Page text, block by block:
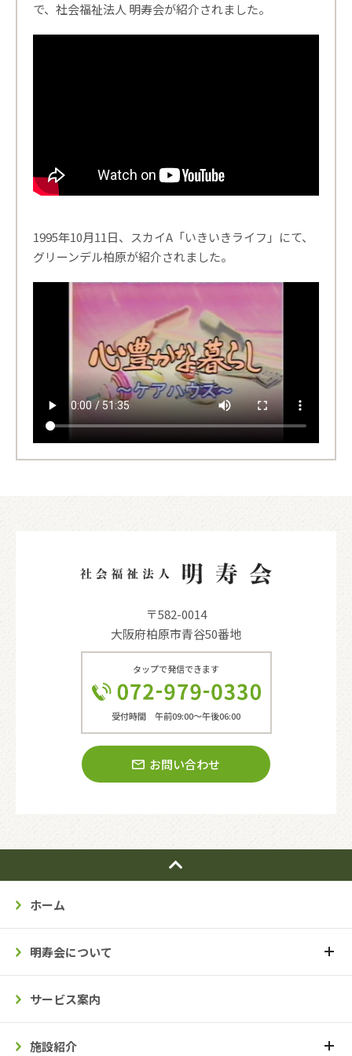
で、社会福祉法人 明寿会が紹介されました。
1995年10月11日、スカイA「いきいきライフ」にて、
グリーンデル柏原が紹介されました。
〒582-0014
大阪府柏原市青谷50番地
タップで発信できます
受付時間 午前09:00〜午後06:00
お問い合わせ
ホーム
明寿会について
サービス案内
施設紹介